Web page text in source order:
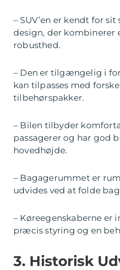
– SUV’en er kendt for
design, der kombinerer
robusthed.
– Den er tilgængelig i
kan tilpasses med
tilbehørspakker.
– Bilen tilbyder
passagerer og har god
hovedhøjde.
– Bagagerummet er
udvides ved at folde
– Køreegenskaberne er
præcis styring og en
3. Historisk